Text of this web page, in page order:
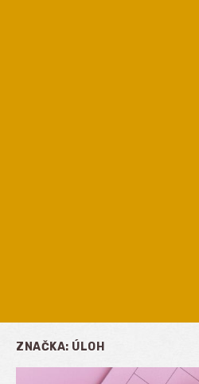
ZNAČKA: ÚLOH